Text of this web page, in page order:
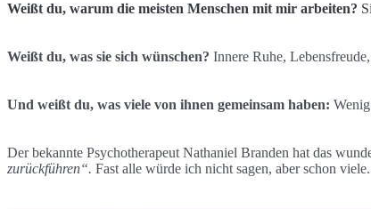
Weißt du, warum die meisten Menschen mit mir arbeiten?
Weißt du, was sie sich wünschen? Innere Ruhe,
Und weißt du, was viele von ihnen gemeinsam haben:
Der bekannte Psychotherapeut Nathaniel Branden hat das
zurückführen“. Fast alle würde ich nicht sagen, aber schon viele.